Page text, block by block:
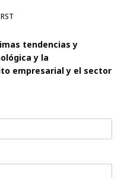
tendencias y
y la
empresarial y el sector